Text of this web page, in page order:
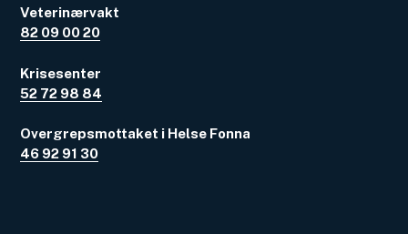
Veterinærvakt
82 09 00 20
Krisesenter
52 72 98 84
Overgrepsmottaket i Helse Fonna
46 92 91 30